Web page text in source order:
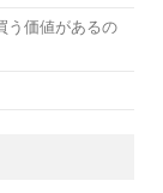
う価値があるの